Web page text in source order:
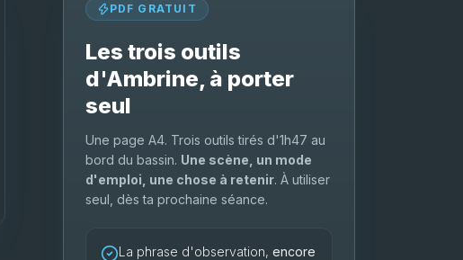
PDF GRATUIT
Les trois outils
d'Ambrine, à porter
seul
Une page A4. Trois outils tirés d'1h47 au
bord du bassin. Une scène, un mode
d'emploi, une chose à retenir. À utiliser
seul, dès ta prochaine séance.
La phrase d'observation, encore